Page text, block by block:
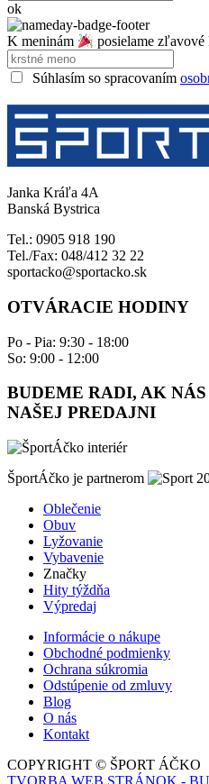
ok
K meninám posielame
Súhlasím so spracovaním
Janka Kráľa 4A
Banská Bystrica
Tel.: 0905 918 190
Tel./Fax: 048/412 32 22
sportacko@sportacko.sk
OTVÁRACIE HODINY
Po - Pia: 9:30 - 18:00
So: 9:00 - 12:00
BUDEME RADI, AK
NAŠEJ PREDAJNI
ŠportÁčko je partnerom
Oblečenie
Obuv
Lyžovanie
Vybavenie
Značky
Hity týždňa
Výpredaj
Informácie o nákupe
Obchodné podmienky
Ochrana súkromia
Odstúpenie od zmluvy
Blog
O nás
Kontakt
COPYRIGHT © ŠPORT ÁČKO
TVORBA WEB STRÁNOK -